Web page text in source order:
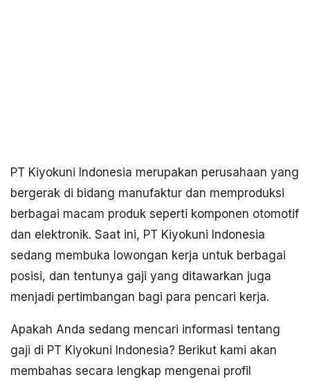
PT Kiyokuni Indonesia merupakan perusahaan yang
bergerak di bidang manufaktur dan memproduksi
berbagai macam produk seperti komponen otomotif
dan elektronik. Saat ini, PT Kiyokuni Indonesia
sedang membuka lowongan kerja untuk berbagai
posisi, dan tentunya gaji yang ditawarkan juga
menjadi pertimbangan bagi para pencari kerja.
Apakah Anda sedang mencari informasi tentang
gaji di PT Kiyokuni Indonesia? Berikut kami akan
membahas secara lengkap mengenai profil